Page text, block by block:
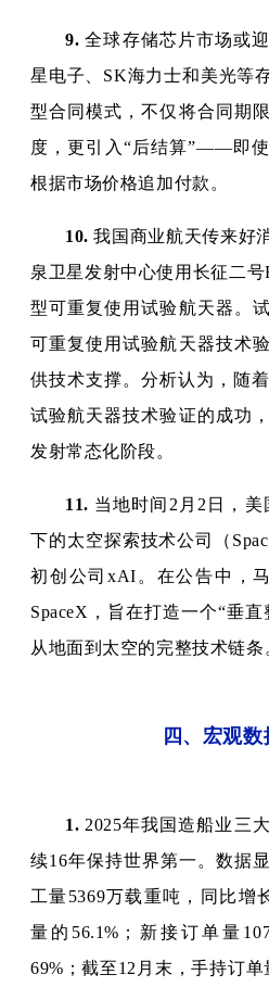
9.全球存储芯片市场或
星电子、SK海力士和美光等
型合同模式，不仅将合同期
度，更引入“后结算”——即
根据市场价格追加付款。
10.我国商业航天传来好
泉卫星发射中心使用长征二
型可重复使用试验航天器。
可重复使用试验航天器技术
供技术支撑。分析认为，随
试验航天器技术验证的成功
发射常态化阶段。
11. 当地时间2月2日，美
下的太空探索技术公司（
初创公司xAI。在公告中，
SpaceX，旨在打造一个“垂
从地面到太空的完整技术链条
四、宏观数
1. 2025年我国造船业三
续16年保持世界第一。数据
工量5369万载重吨，同比增
量的56.1%；新接订单量
69%；截至12月末，手持订